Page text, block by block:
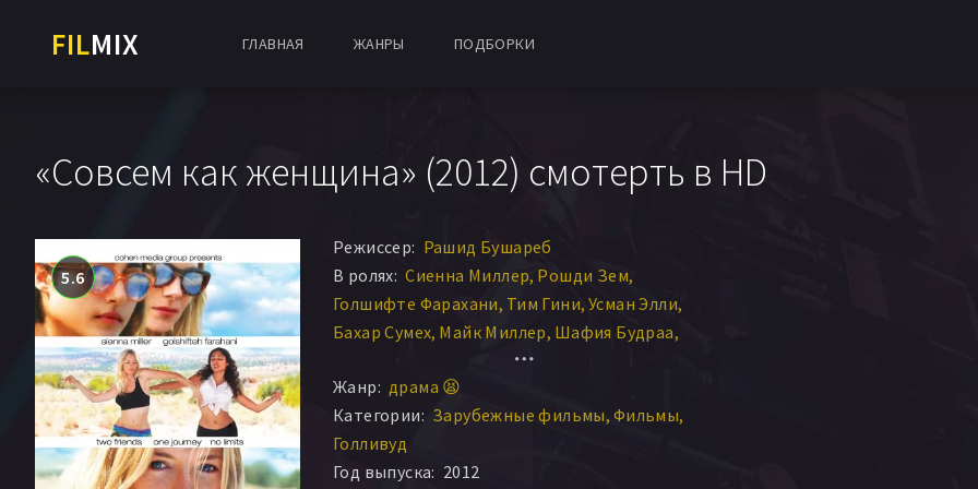
FILMIX ГЛАВНАЯ ЖАНРЫ ПОДБОРКИ
«Совсем как женщина» (2012) смотерть в HD
5.6
Режиссер: Рашид Бушареб
В ролях: Сиенна Миллер Рошди Зем
Голшифте Фарахани Тим Гини Усман Элли
Бахар Сумех Майк Миллер Шафия Будраа
Джесси Боб Харпер
Ричард Котовски
Дианна Данаган Даг Джеймс Джейми Пауэрс
Лорена Фернандес
Роджер Ларанц Дэн Лэтэм
Жанр: драма 😫
Категории: Зарубежные фильмы Фильмы
Голливуд
Год выпуска: 2012